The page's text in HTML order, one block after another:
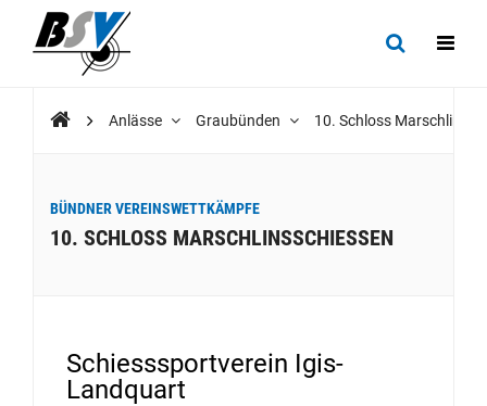
Anlässe Graubünden 10. Schloss
BÜNDNER VEREINSWETTKÄMPFE
10. SCHLOSS MARSCHLINSSCHIESSEN
Schiesssportverein Igis-
Landquart